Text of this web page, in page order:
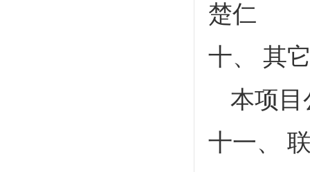
楚仁
十、
其
本项目
十一、